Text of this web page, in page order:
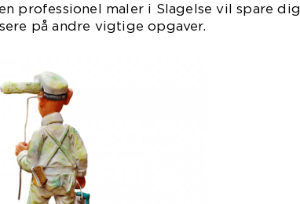
professionel maler i Slagelse vil spare dig
på andre vigtige opgaver.